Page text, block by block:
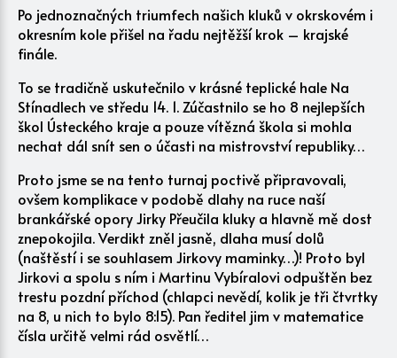
Po jednoznačných triumfech našich kluků v okrskovém i
okresním kole přišel na řadu nejtěžší krok – krajské
finále.
To se tradičně uskutečnilo v krásné teplické hale Na
Stínadlech ve středu 14. 1. Zúčastnilo se ho 8 nejlepších
škol Ústeckého kraje a pouze vítězná škola si mohla
nechat dál snít sen o účasti na mistrovství republiky…
Proto jsme se na tento turnaj poctivě připravovali,
ovšem komplikace v podobě dlahy na ruce naší
brankářské opory Jirky Přeučila kluky a hlavně mě dost
znepokojila. Verdikt zněl jasně, dlaha musí dolů
(naštěstí i se souhlasem Jirkovy maminky…)! Proto byl
Jirkovi a spolu s ním i Martinu Vybíralovi odpuštěn bez
trestu pozdní příchod (chlapci nevědí, kolik je tři čtvrtky
na 8, u nich to bylo 8:15). Pan ředitel jim v matematice
čísla určitě velmi rád osvětlí…